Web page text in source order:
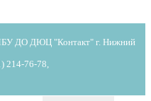
ДО ДЮЦ "Контакт" г. Нижний
214-76-78,